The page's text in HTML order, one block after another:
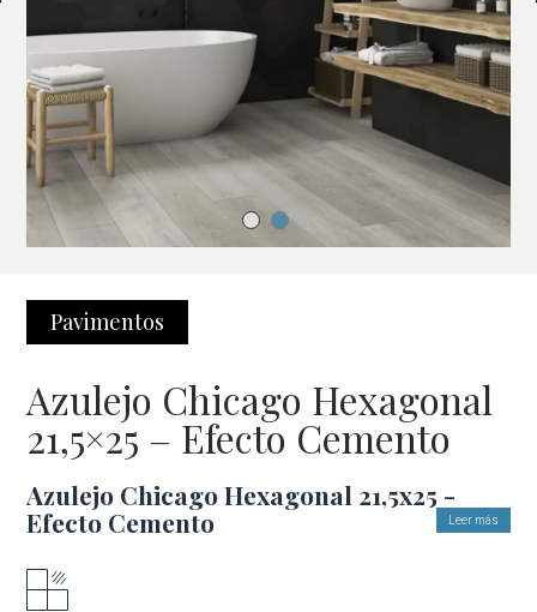
Pavimentos
Azulejo Chicago Hexagonal
21,5×25 – Efecto Cemento
Azulejo Chicago Hexagonal 21,5x25 -
Efecto Cemento
Diseño geométrico moderno y versátil para
transformar tu espacio
Leer más